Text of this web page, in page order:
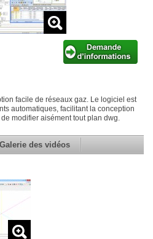
facile de réseaux gaz. Le logiciel est
automatiques, facilitant la conception
modifier aisément tout plan dwg.
Galerie des vidéos